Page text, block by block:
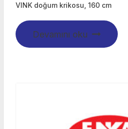
VINK doğum krikosu, 160 cm
Devamını oku